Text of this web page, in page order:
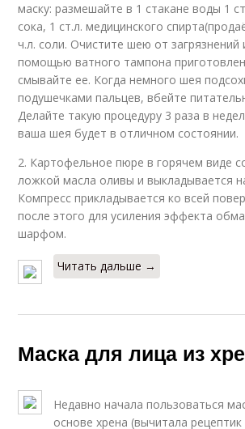
маску: размешайте в 1 стакане воды 1
сока, 1 ст.л. медицинского
ч.л. соли. Очистите шею от загрязнений
помощью ватного тампона
смывайте ее. Когда немного шея
подушечками пальцев, вбейте
Делайте такую процедуру 3 раза в
ваша шея будет в отличном состоянии.
2. Картофельное пюре в горячем виде
ложкой масла оливы и выкладывается
Компресс прикладывается ко всей
после этого для усиления эффекта
шарфом.
Читать дальше →
Маска для лица из
Недавно начала пользоваться
основе хрена (вычитала